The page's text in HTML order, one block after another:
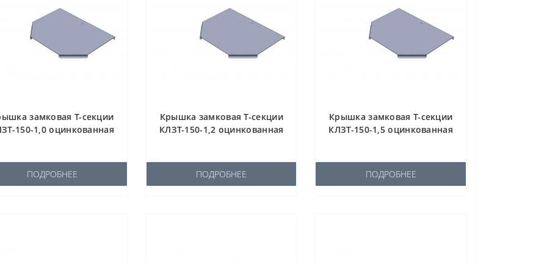
замковая Т-секции
150-1,0 оцинкованная
ПОДРОБНЕЕ
Крышка замковая Т-секции
КЛЗТ-150-1,2 оцинкованная
ПОДРОБНЕЕ
Крышка замковая Т-секции
КЛЗТ-150-1,5 оцинкованная
ПОДРОБНЕЕ